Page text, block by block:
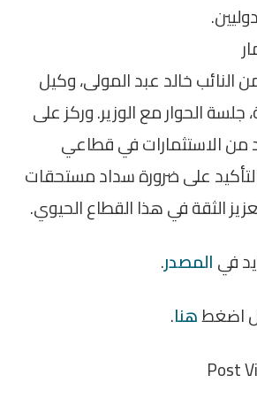
النائب خالد عبد المولى، وكيل
جلسة الحوار مع الوزير. وركز على
من الاستثمارات في قطاعي
التأكيد على ضرورة سداد مستحقات
الثقة في هذا القطاع الحيوي.
فيالمصدر.
اضغطهنا.
Post